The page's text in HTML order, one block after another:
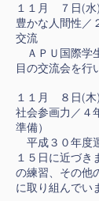
１１月 ７日(水)
豊かな人間性
交流
ＡＰＵ国際学
目の交流会を行
１１月 ８日(木)
社会参画力／
準備）
平成３０年度
１５日に近づき
の練習、その他
に取り組んでい